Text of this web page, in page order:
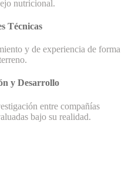
nutricional.
Técnicas
y de experiencia de forma
y Desarrollo
entre compañías
bajo su realidad.